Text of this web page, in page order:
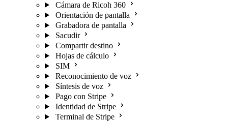
Cámara de Ricoh 360
Orientación de pantalla
Grabadora de pantalla
Sacudir
Compartir destino
Hojas de cálculo
SIM
Reconocimiento de voz
Síntesis de voz
Pago con Stripe
Identidad de Stripe
Terminal de Stripe